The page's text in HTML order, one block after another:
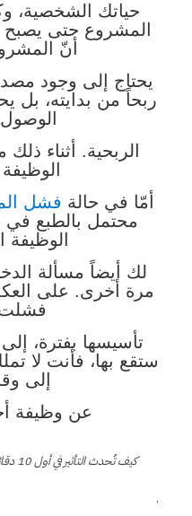
حياتك الشخصية،
المشروع حتى يصبح
أنّ
يحتاج إلى وجود
ربحاً من بدايته، بل
الربحية. أثناء
أمّا في حالة فشل
محتمل بالطبع في
الوظيفة
لك أيضاً مسألة
مرة أخرى. على
فشلت
تأسيسها بفترة،
ستقع بها، فأنت لا
إلى
عن وظيفة
كيف تُحدث التأثير في أول 10 دقائق من وظيفتك الجديدة ؟
.